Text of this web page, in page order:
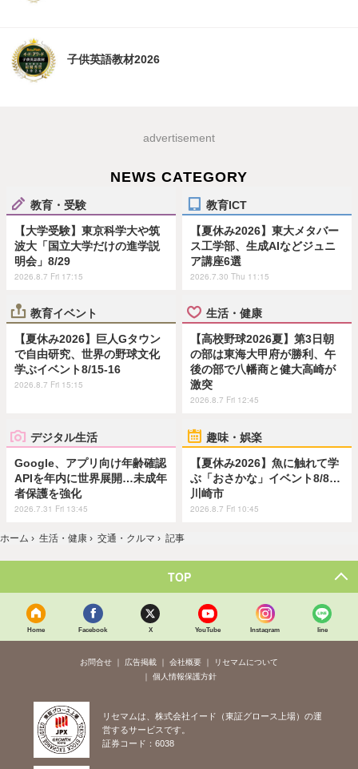
子供英語教材2026
advertisement
NEWS CATEGORY
教育・受験
【大学受験】東京科学大や筑
波大「国立大学だけの進学説
明会」8/29
2026.8.7 Fri 17:15
教育ICT
【夏休み2026】東大メタバー
ス工学部、生成AIなどジュニ
ア講座6選
2026.7.30 Thu 11:15
教育イベント
【夏休み2026】巨人Gタウン
で自由研究、世界の野球文化
学ぶイベント8/15-16
2026.8.7 Fri 15:15
生活・健康
【高校野球2026夏】第3日朝
の部は東海大甲府が勝利、午
後の部で八幡商と健大高崎が
激突
2026.8.7 Fri 12:45
デジタル生活
Google、アプリ向け年齢確認
APIを年内に世界展開…未成年
者保護を強化
2026.7.31 Fri 13:45
趣味・娯楽
【夏休み2026】魚に触れて学
ぶ「おさかな」イベント8/8…
川崎市
2026.8.7 Fri 10:45
ホーム › 生活・健康 › 交通・クルマ › 記事
TOP
Home Facebook X YouTube Instagram line
お問合せ 広告掲載 会社概要
リセマムについて
個人情報保護方針
リセマムは、株式会社イード（東証グロース上場）の運
営するサービスです。
証券コード：6038